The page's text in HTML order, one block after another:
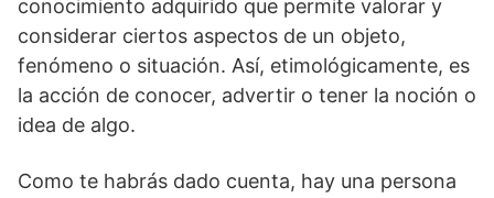
conocimiento adquirido que permite valorar y
considerar ciertos aspectos de un objeto,
fenómeno o situación. Así, etimológicamente, es
la acción de conocer, advertir o tener la noción o
idea de algo.
Como te habrás dado cuenta, hay una persona